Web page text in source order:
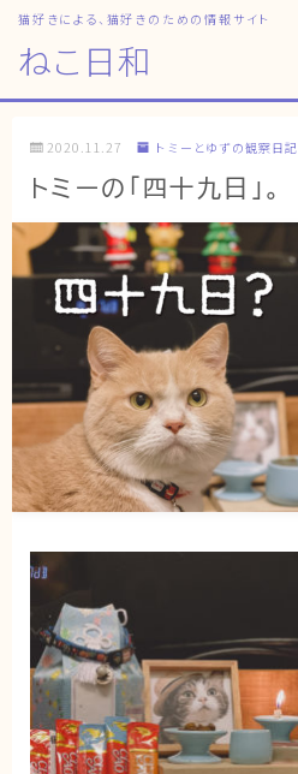
ねこ日和
猫好きによる、猫好きのための情報サイト
MENU
ねこ日和
どっちがいい？
猫暮らしの平均
猫のなぜ？
ゆずとシンバの日常
ねこの部屋
猫の健康・ケア関連
猫の行動学・不思議な習性
猫の雑学・トリビア
猫との暮らし・生活設計
猫の可愛さ発見シリーズ
猫と暮らす快適環境づくり
2020.11.27 トミーとゆずの観察日記
トミーの「四十九日」。